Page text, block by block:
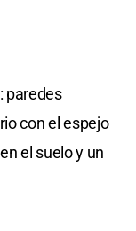
paredes
con el espejo
el suelo y un